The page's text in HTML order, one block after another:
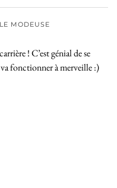
MODEUSE
! C’est génial de se
fonctionner à merveille :)